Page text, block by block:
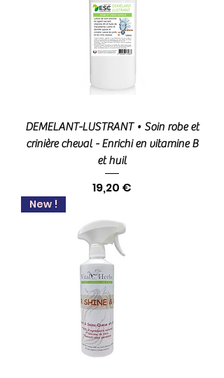
DEMELANT-LUSTRANT • Soin robe et
crinière cheval - Enrichi en vitamine B
et huil
Prix
19,20 €
New !